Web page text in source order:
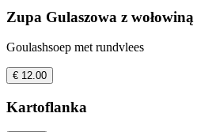
Zupa Gulaszowa z wołowiną
Goulashsoep met rundvlees
€ 12.00
Kartoflanka